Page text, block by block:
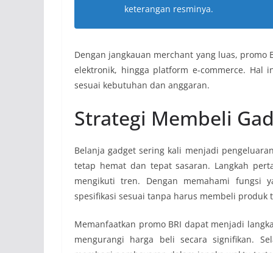
keterangan resminya.
Dengan jangkauan merchant yang luas,
elektronik, hingga platform e-commerce.
sesuai kebutuhan dan anggaran.
Strategi Membeli
Belanja gadget sering kali menjadi
tetap hemat dan tepat sasaran. Langkah
mengikuti tren. Dengan memahami fungsi
spesifikasi sesuai tanpa harus membeli produk
Memanfaatkan promo BRI dapat menjadi
mengurangi harga beli secara signifikan.